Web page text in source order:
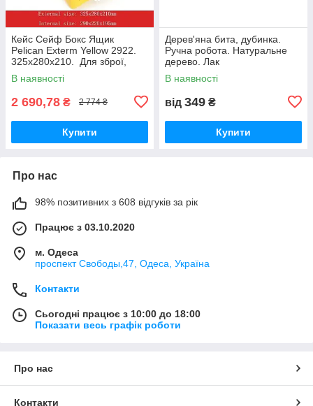
Кейс Сейф Бокс Ящик
Pelican Exterm Yellow 2922.
325х280х210. Для зброї,
коштовностей, точних
приладів, дронів.
В наявності
2 690,78 ₴ 2 774 ₴
Купити
Дерев'яна бита, дубинка.
Ручна робота. Натуральне
дерево. Лак
В наявності
від 349 ₴
Купити
Про нас
98% позитивних з 608 відгуків за рік
Працює з 03.10.2020
м. Одеса
проспект Свободы,47, Одеса, Україна
Контакти
Сьогодні працює з 10:00 до 18:00
Показати весь графік роботи
Про нас
Контакти